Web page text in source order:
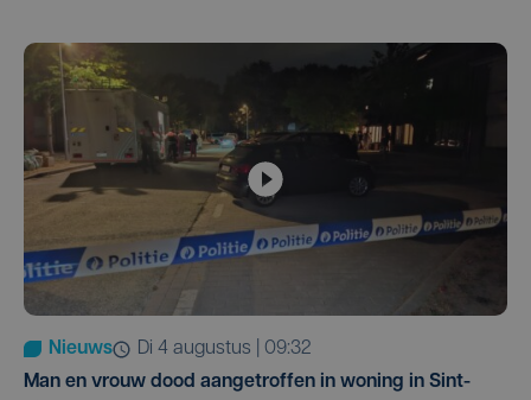
Nieuws
di 4 augustus | 09:32
Man en vrouw dood aangetroffen in woning in Sint-